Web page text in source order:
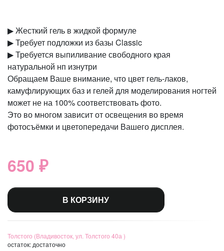
▶︎ Жесткий гель в жидкой формуле
▶︎ Требует подложки из базы Classic
▶︎ Требуется выпиливание свободного края
натуральной нп изнутри
Обращаем Ваше внимание, что цвет гель-лаков,
камуфлирующих баз и гелей для моделирования ногтей
может не на 100% соответствовать фото.
Это во многом зависит от освещения во время
фотосъёмки и цветопередачи Вашего дисплея.
650 ₽
В КОРЗИНУ
Толстого (Владивосток, ул. Толстого 40а )
остаток: достаточно